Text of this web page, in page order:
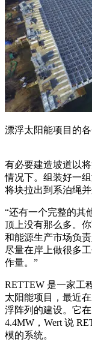
漂浮太阳能项目的
有必要建造坡道以
情况下。组装好一
将块拉出到系泊绳
“还有一个完整的其
顶上没有那么多。
和能源生产市场负责
尽量在岸上做很多
作量。”
RETTEW 是一家工
太阳能项目，最近
浮阵列的建设。它
4.4MW，Wert 说
模的系统。